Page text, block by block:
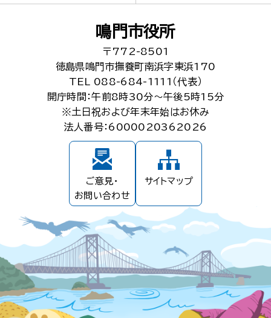
鳴門市役所
〒772-8501
徳島県鳴門市撫養町南浜字東浜170
TEL 088-684-1111（代表）
開庁時間：午前8時30分～午後5時15分
※土日祝および年末年始はお休み
法人番号：6000020362026
ご意見・
お問い合わせ
サイトマップ